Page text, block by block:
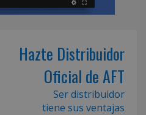
Hazte Distribuidor
Oficial de AFT
Ser distribuidor
tiene sus ventajas